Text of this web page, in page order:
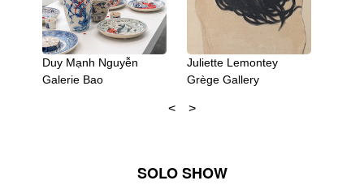
Duy Mạnh Nguyễn
Galerie Bao
Juliette Lemontey
Grège Gallery
SOLO SHOW